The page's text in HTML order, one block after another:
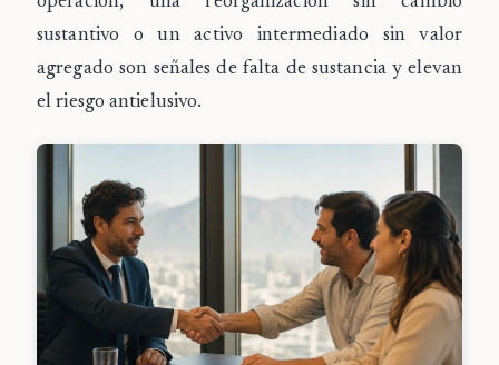
sustantivo o un activo intermediado sin valor
agregado son señales de falta de sustancia y elevan
el riesgo antielusivo.